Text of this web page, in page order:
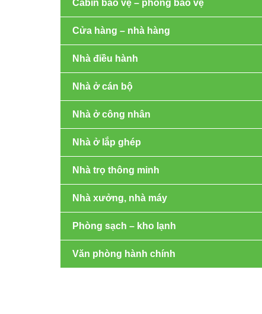
Cabin bảo vệ – phòng bảo vệ
Cửa hàng – nhà hàng
Nhà điều hành
Nhà ở cán bộ
Nhà ở công nhân
Nhà ở lắp ghép
Nhà trọ thông minh
Nhà xưởng, nhà máy
Phòng sạch – kho lạnh
Văn phòng hành chính